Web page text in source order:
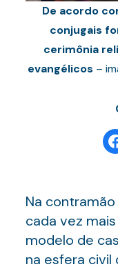
De acordo
conjugais
cerimônia
evangélicos –
Na
cada vez
modelo de
na esfera